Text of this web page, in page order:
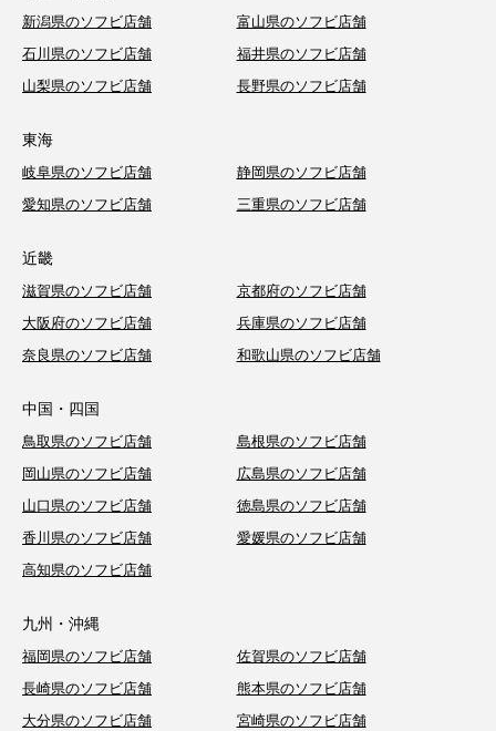
新潟県のソフビ店舗
富山県のソフビ店舗
石川県のソフビ店舗
福井県のソフビ店舗
山梨県のソフビ店舗
長野県のソフビ店舗
東海
岐阜県のソフビ店舗
静岡県のソフビ店舗
愛知県のソフビ店舗
三重県のソフビ店舗
近畿
滋賀県のソフビ店舗
京都府のソフビ店舗
大阪府のソフビ店舗
兵庫県のソフビ店舗
奈良県のソフビ店舗
和歌山県のソフビ店舗
中国・四国
鳥取県のソフビ店舗
島根県のソフビ店舗
岡山県のソフビ店舗
広島県のソフビ店舗
山口県のソフビ店舗
徳島県のソフビ店舗
香川県のソフビ店舗
愛媛県のソフビ店舗
高知県のソフビ店舗
九州・沖縄
福岡県のソフビ店舗
佐賀県のソフビ店舗
長崎県のソフビ店舗
熊本県のソフビ店舗
大分県のソフビ店舗
宮崎県のソフビ店舗